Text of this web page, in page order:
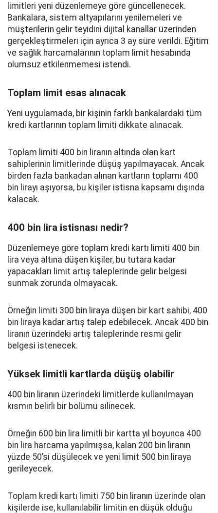
limitleri yeni düzenlemeye göre güncellenecek.
Bankalara, sistem altyapılarını yenilemeleri ve
müşterilerin gelir teyidini dijital kanallar üzerinden
gerçekleştirmeleri için ayrıca 3 ay süre verildi. Eğitim
ve sağlık harcamalarının toplam limit hesabında
olumsuz etkilenmemesi istendi.
Toplam limit esas alınacak
Yeni uygulamada, bir kişinin farklı bankalardaki tüm
kredi kartlarının toplam limiti dikkate alınacak.
Toplam limiti 400 bin liranın altında olan kart
sahiplerinin limitlerinde düşüş yapılmayacak. Ancak
birden fazla bankadan alınan kartların toplamı 400
bin lirayı aşıyorsa, bu kişiler istisna kapsamı dışında
kalacak.
400 bin lira istisnası nedir?
Düzenlemeye göre toplam kredi kartı limiti 400 bin
lira veya altına düşen kişiler, bu tutara kadar
yapacakları limit artış taleplerinde gelir belgesi
sunmak zorunda olmayacak.
Örneğin limiti 300 bin liraya düşen bir kart sahibi, 400
bin liraya kadar artış talep edebilecek. Ancak 400 bin
liranın üzerindeki artış taleplerinde resmi gelir
belgesi istenecek.
Yüksek limitli kartlarda düşüş olabilir
400 bin liranın üzerindeki limitlerde kullanılmayan
kısmın belirli bir bölümü silinecek.
Örneğin 600 bin lira limitli bir kartta yıl boyunca 400
bin lira harcama yapılmışsa, kalan 200 bin liranın
yüzde 50’si düşülecek ve yeni limit 500 bin liraya
gerileyecek.
Toplam kredi kartı limiti 750 bin liranın üzerinde olan
kişilerde ise, kullanılabilir limitin en düşük olduğu